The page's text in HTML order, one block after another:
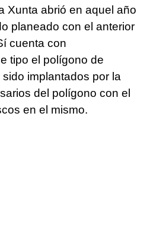
Xunta abrió en aquel año
planeado con el anterior
cuenta con
tipo el polígono de
implantados por la
del polígono con el
en el mismo.